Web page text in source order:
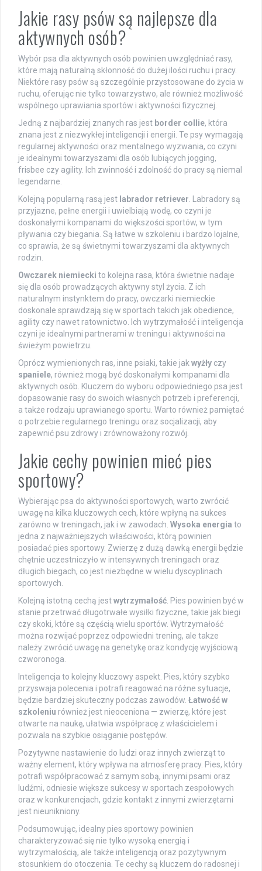
Jakie rasy psów są najlepsze dla
aktywnych osób?
Wybór psa dla aktywnych osób powinien uwzględniać rasy,
które mają naturalną skłonność do dużej ilości ruchu i pracy.
Niektóre rasy psów są szczególnie przystosowane do życia w
ruchu, oferując nie tylko towarzystwo, ale również możliwość
wspólnego uprawiania sportów i aktywności fizycznej.
Jedną z najbardziej znanych ras jest border collie, która
znana jest z niezwykłej inteligencji i energii. Te psy wymagają
regularnej aktywności oraz mentalnego wyzwania, co czyni
je idealnymi towarzyszami dla osób lubiących jogging,
frisbee czy agility. Ich zwinność i zdolność do pracy są niemal
legendarne.
Kolejną popularną rasą jest labrador retriever . Labradory są
przyjazne, pełne energii i uwielbiają wodę, co czyni je
doskonałymi kompanami do większości sportów, w tym
pływania czy biegania. Są łatwe w szkoleniu i bardzo lojalne,
co sprawia, że są świetnymi towarzyszami dla aktywnych
rodzin.
Owczarek niemiecki to kolejna rasa, która świetnie nadaje
się dla osób prowadzących aktywny styl życia. Z ich
naturalnym instynktem do pracy, owczarki niemieckie
doskonale sprawdzają się w sportach takich jak obedience,
agility czy nawet ratownictwo. Ich wytrzymałość i inteligencja
czyni je idealnymi partnerami w treningu i aktywności na
świeżym powietrzu.
Oprócz wymienionych ras, inne psiaki, takie jak wyżły czy
spaniele, również mogą być doskonałymi kompanami dla
aktywnych osób. Kluczem do wyboru odpowiedniego psa jest
dopasowanie rasy do swoich własnych potrzeb i preferencji,
a także rodzaju uprawianego sportu. Warto również pamiętać
o potrzebie regularnego treningu oraz socjalizacji, aby
zapewnić psu zdrowy i zrównoważony rozwój.
Jakie cechy powinien mieć pies
sportowy?
Wybierając psa do aktywności sportowych, warto zwrócić
uwagę na kilka kluczowych cech, które wpłyną na sukces
zarówno w treningach, jak i w zawodach. Wysoka energia to
jedna z najważniejszych właściwości, którą powinien
posiadać pies sportowy. Zwierzę z dużą dawką energii będzie
chętnie uczestniczyło w intensywnych treningach oraz
długich biegach, co jest niezbędne w wielu dyscyplinach
sportowych.
Kolejną istotną cechą jestwytrzymałość . Pies powinien być w
stanie przetrwać długotrwałe wysiłki fizyczne, takie jak biegi
czy skoki, które są częścią wielu sportów. Wytrzymałość
można rozwijać poprzez odpowiedni trening, ale także
należy zwrócić uwagę na genetykę oraz kondycję wyjściową
czworonoga.
Inteligencja to kolejny kluczowy aspekt. Pies, który szybko
przyswaja polecenia i potrafi reagować na różne sytuacje,
będzie bardziej skuteczny podczas zawodów. Łatwość w
szkoleniu również jest nieoceniona — zwierzę, które jest
otwarte na naukę, ułatwia współpracę z właścicielem i
pozwala na szybkie osiąganie postępów.
Pozytywne nastawienie do ludzi oraz innych zwierząt to
ważny element, który wpływa na atmosferę pracy. Pies, który
potrafi współpracować z samym sobą, innymi psami oraz
ludźmi, odniesie większe sukcesy w sportach zespołowych
oraz w konkurencjach, gdzie kontakt z innymi zwierzętami
jest nieunikniony.
Podsumowując, idealny pies sportowy powinien
charakteryzować się nie tylko wysoką energią i
wytrzymałością, ale także inteligencją oraz pozytywnym
stosunkiem do otoczenia. Te cechy są kluczem do radosnej i